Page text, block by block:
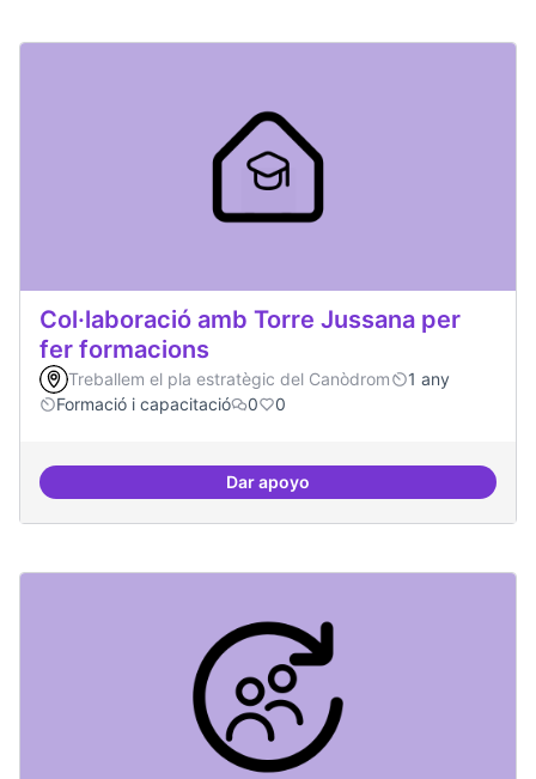
Col·laboració amb Torre Jussana per
fer formacions
Treballem el pla estratègic del Canòdrom
1 any
Formació i capacitació
0 0
Dar apoyoCol·laboració amb Torre